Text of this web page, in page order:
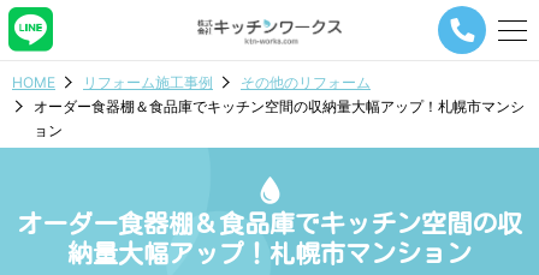
メ
ー
ビ
シ
ョ
HOME リフォーム施工事例
その他のリフォーム
オーダー食器棚＆食品庫でキッチン空間の収納量大幅アップ！札幌市マンシ
ョン
オーダー食器棚＆食品庫でキッチン空間の収
納量大幅アップ！札幌市マンション